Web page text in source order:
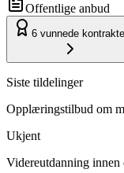
Offentlige anbud
6 vunnede
Siste tildelinger
Opplæringstilbud om
Ukjent
Videreutdanning innen